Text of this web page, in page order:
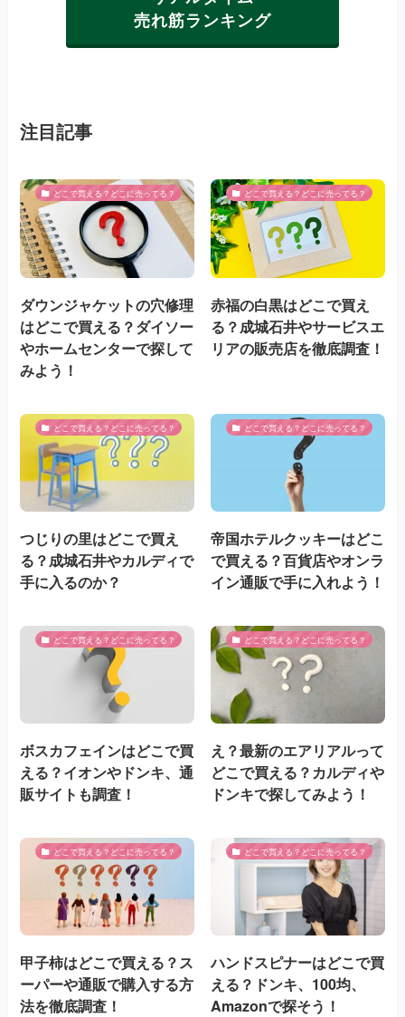
売れ筋ランキング
注目記事
どこで買える？どこに売ってる？
ダウンジャケットの穴修理
はどこで買える？ダイソー
やホームセンターで探して
みよう！
どこで買える？どこに売ってる？
赤福の白黒はどこで買え
る？成城石井やサービスエ
リアの販売店を徹底調査！
どこで買える？どこに売ってる？
つじりの里はどこで買え
る？成城石井やカルディで
手に入るのか？
どこで買える？どこに売ってる？
帝国ホテルクッキーはどこ
で買える？百貨店やオンラ
イン通販で手に入れよう！
どこで買える？どこに売ってる？
ボスカフェインはどこで買
える？イオンやドンキ、通
販サイトも調査！
どこで買える？どこに売ってる？
え？最新のエアリアルって
どこで買える？カルディや
ドンキで探してみよう！
どこで買える？どこに売ってる？
甲子柿はどこで買える？ス
ーパーや通販で購入する方
法を徹底調査！
どこで買える？どこに売ってる？
ハンドスピナーはどこで買
える？ドンキ、100均、
Amazonで探そう！